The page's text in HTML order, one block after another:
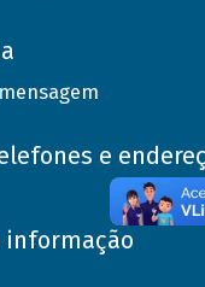
e
informação